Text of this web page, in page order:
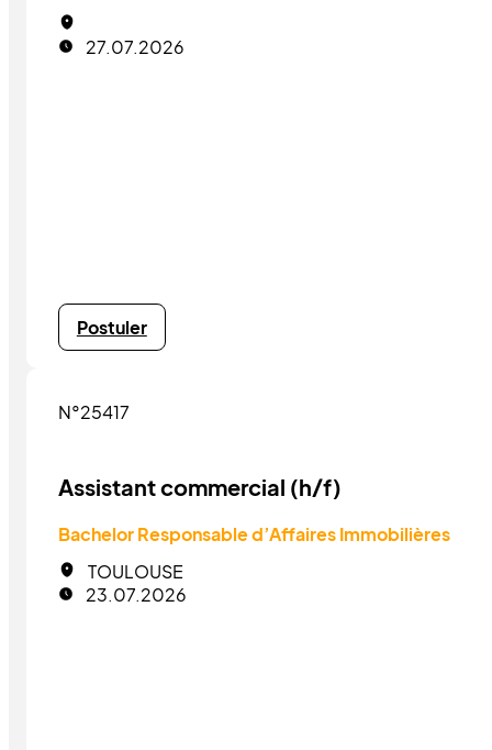
27.07.2026
Postuler
N°25417
Assistant commercial (h/f)
Bachelor Responsable d’Affaires Immobilières
TOULOUSE
23.07.2026